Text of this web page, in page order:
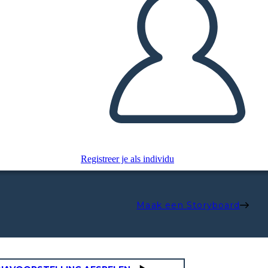
Registreer je als individu
Maak een Storyboard